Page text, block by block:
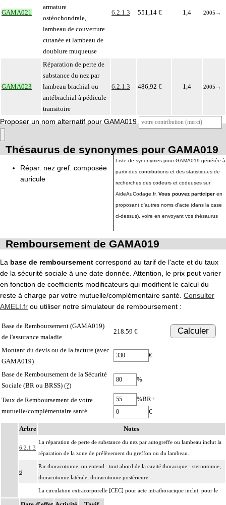
GAMA021
armature
ostéochondrale,
lambeau de couverture
cutanée et lambeau de
doublure muqueuse
6.2.1.3 551,14 € 1,4 2005 →
GAMA023
Réparation de perte de
substance du nez par
lambeau brachial ou
antébrachial à pédicule
transitoire
6.2.1.3 486,92 € 1,4 2005 →
Proposer un nom alternatif pour GAMA019
Thésaurus de synonymes pour GAMA019
Répar. nez gref. composée
auricule
Liste de synonymes pour GAMA019 générée à
partir des contributions et des statistiques de
recherches des codeurs et codeuses sur
AideAuCodage.fr. Vous pouvez participer en
proposant d'autres noms d'acte (dans la case
ci-dessus), voire en envoyant vos thésaurus
Remboursement de GAMA019
La base de remboursement correspond au tarif de l'acte et du taux
de la sécurité sociale à une date donnée. Attention, le prix peut varier
en fonction de coefficients modificateurs qui modifient le calcul du
reste à charge par votre mutuelle/complémentaire santé. Consulter
AMELI.fr ou utiliser notre simulateur de remboursement :
Base de Remboursement (GAMA019)
de l'assurance maladie
218.59 € Calculer
Montant du devis ou de la facture (avec
GAMA019)
€
Base de Remboursement de la Sécurité
Sociale (BR ou BRSS) (?)
%
Taux de Remboursement de votre
mutuelle/complémentaire santé
%BR+
€
Arbre Notes
6.2.1.3
La réparation de perte de substance du nez par autogreffe ou lambeau inclut la
réparation de la zone de prélèvement du greffon ou du lambeau.
6
Par thoracotomie, on entend : tout abord de la cavité thoracique - sternotomie,
thoracotomie latérale, thoracotomie postérieure -.
La circulation extracorporelle [CEC] pour acte intrathoracique inclut, pour le
chirurgien, l'installation, la conduite de la circulation extracorporelle, et son